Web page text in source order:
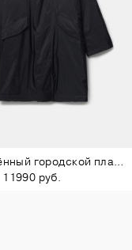
Утеплённый городской плащ чёрный
11990 руб.